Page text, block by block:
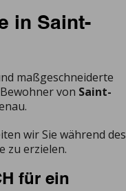
in Saint-
maßgeschneiderte
von Saint-
wir Sie während des
zu erzielen.
für ein